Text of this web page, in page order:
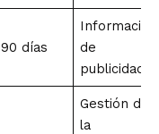
90 días
Información
de
publicidad
Gestión de
la